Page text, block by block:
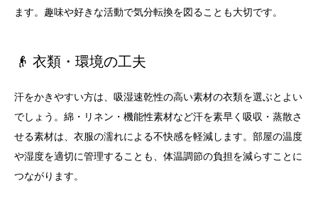
ます。趣味や好きな活動で気分転換を図ることも大切です。
👴 衣類・環境の工夫
汗をかきやすい方は、吸湿速乾性の高い素材の衣類を選ぶとよい
でしょう。綿・リネン・機能性素材など汗を素早く吸収・蒸散さ
せる素材は、衣服の濡れによる不快感を軽減します。部屋の温度
や湿度を適切に管理することも、体温調節の負担を減らすことに
つながります。